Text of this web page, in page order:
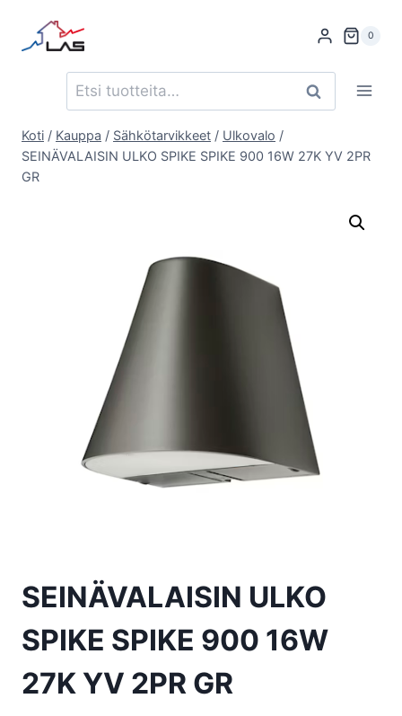
sisältöön
0
Etsi: Haku
Koti / Kauppa / Sähkötarvikkeet / Ulkovalo /
SEINÄVALAISIN ULKO SPIKE SPIKE 900 16W 27K YV 2PR
GR
SEINÄVALAISIN ULKO
SPIKE SPIKE 900 16W
27K YV 2PR GR